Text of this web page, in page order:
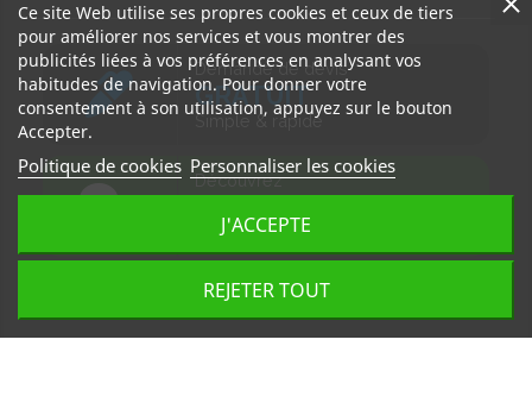
Demande de devis
GRATUIT
Simple & rapide
Découvrez
Accédez à nos articles
Ce site Web utilise ses propres cookies et ceux de tiers
pour améliorer nos services et vous montrer des
publicités liées à vos préférences en analysant vos
habitudes de navigation. Pour donner votre
consentement à son utilisation, appuyez sur le bouton
Accepter.
Politique de cookies Personnaliser les cookies
REJETER TOUT
J'ACCEPTE
Tous droits réservés, MD Ouest © 2026